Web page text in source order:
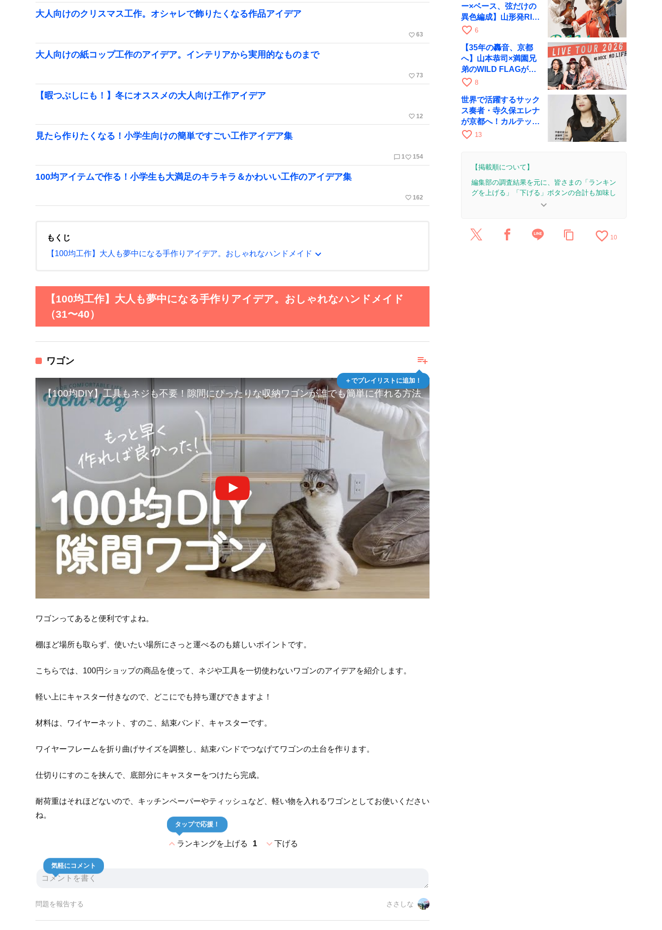
大人向けのクリスマス工作。オシャレで飾りたくなる作品アイデア
favorite_border 63
大人向けの紙コップ工作のアイデア。インテリアから実用的なものまで
favorite_border 73
【暇つぶしにも！】冬にオススメの大人向け工作アイデア
favorite_border 12
見たら作りたくなる！小学生向けの簡単ですごい工作アイデア集
chat_bubble_outline 1 favorite_border 154
100均アイテムで作る！小学生も大満足のキラキラ＆かわいい工作のアイデア集
favorite_border 162
もくじ
【100均工作】大人も夢中になる手作りアイデア。おしゃれなハンドメイド expand_more
【100均工作】大人も夢中になる手作りアイデア。おしゃれなハンドメイド
（31〜40）
playlist_add
＋でプレイリストに追加！
ワゴン
【100均DIY】工具もネジも不要！隙間にぴったりな収納ワゴンが誰でも簡単に作れる方法／ダイソー／セリア／50代主婦
ワゴンってあると便利ですよね。
棚ほど場所も取らず、使いたい場所にさっと運べるのも嬉しいポイントです。
こちらでは、100円ショップの商品を使って、ネジや工具を一切使わないワゴンのアイデアを紹介します。
軽い上にキャスター付きなので、どこにでも持ち運びできますよ！
材料は、ワイヤーネット、すのこ、結束バンド、キャスターです。
ワイヤーフレームを折り曲げサイズを調整し、結束バンドでつなげてワゴンの土台を作ります。
仕切りにすのこを挟んで、底部分にキャスターをつけたら完成。
耐荷重はそれほどないので、キッチンペーパーやティッシュなど、軽い物を入れるワゴンとしてお使いください
ね。
expand_lessランキングを上げる 1
タップで応援！
expand_more下げる
気軽にコメント
ささしな
問題を報告する
ー×ベース、弦だけの
異色編成】山形発RIM
が初全国ツアーで8月
favorite_border 6
【35年の轟音、京都
へ】山本恭司×満園兄
弟のWILD FLAGが8
月6日にRAGでライブ
favorite_border 8
世界で活躍するサック
ス奏者・寺久保エレナ
が京都へ！カルテッ
ト・ツアー京都公演を
favorite_border 13
【掲載順について】
編集部の調査結果を元に、皆さまの「ランキン
グを上げる」「下げる」ボタンの合計も加味し
2026/7/22：1本のレビューを追加・更新。
keyboard_arrow_down
content_copy favorite_border 10